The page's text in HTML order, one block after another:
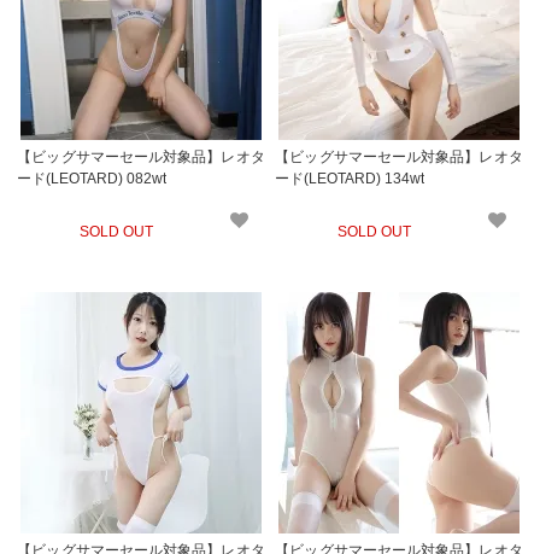
【ビッグサマーセール対象品】レオタ
ード(LEOTARD) 082wt
SOLD OUT
【ビッグサマーセール対象品】レオタ
ード(LEOTARD) 134wt
SOLD OUT
【ビッグサマーセール対象品】レオタ
【ビッグサマーセール対象品】レオタ